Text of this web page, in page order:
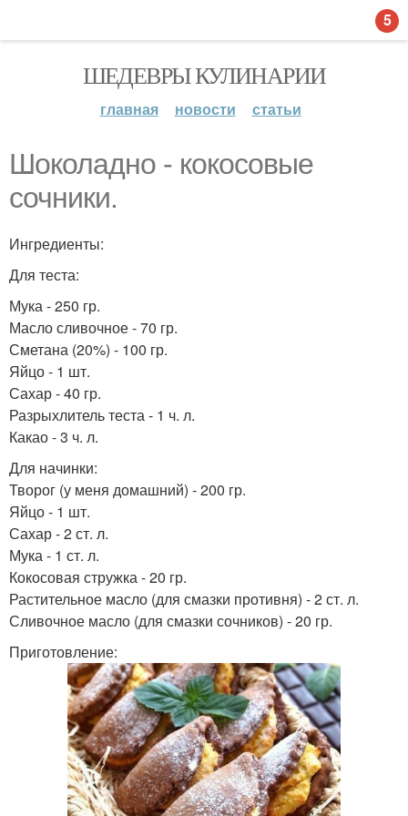
ШЕДЕВРЫ КУЛИНАРИИ
главная новости статьи
Шоколадно - кокосовые
сочники.
Ингредиенты:
Для теста:
Мука - 250 гр.
Масло сливочное - 70 гр.
Сметана (20%) - 100 гр.
Яйцо - 1 шт.
Сахар - 40 гр.
Разрыхлитель теста - 1 ч. л.
Какао - 3 ч. л.
Для начинки:
Творог (у меня домашний) - 200 гр.
Яйцо - 1 шт.
Сахар - 2 ст. л.
Мука - 1 ст. л.
Кокосовая стружка - 20 гр.
Растительное масло (для смазки противня) - 2 ст. л.
Сливочное масло (для смазки сочников) - 20 гр.
Приготовление:
5